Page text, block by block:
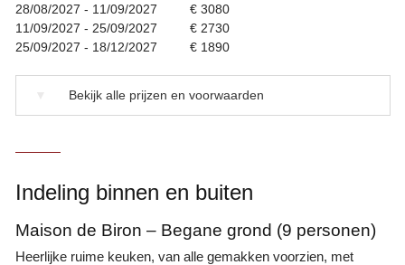
28/08/2027 - 11/09/2027
€ 3080
11/09/2027 - 25/09/2027
€ 2730
25/09/2027 - 18/12/2027
€ 1890
Bekijk alle prijzen en voorwaarden
Indeling binnen en buiten
Maison de Biron – Begane grond (9 personen)
Heerlijke ruime keuken, van alle gemakken voorzien, met